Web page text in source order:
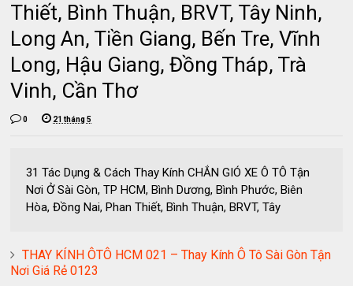
Thiết, Bình Thuận, BRVT, Tây Ninh,
Long An, Tiền Giang, Bến Tre, Vĩnh
Long, Hậu Giang, Đồng Tháp, Trà
Vinh, Cần Thơ
0 21 tháng 5
31 Tác Dụng & Cách Thay Kính CHẮN GIÓ XE Ô TÔ Tận
Nơi Ở Sài Gòn, TP HCM, Bình Dương, Bình Phước, Biên
Hòa, Đồng Nai, Phan Thiết, Bình Thuận, BRVT, Tây
THAY KÍNH ÔTÔ HCM 021 – Thay Kính Ô Tô Sài Gòn Tận
Nơi Giá Rẻ 0123